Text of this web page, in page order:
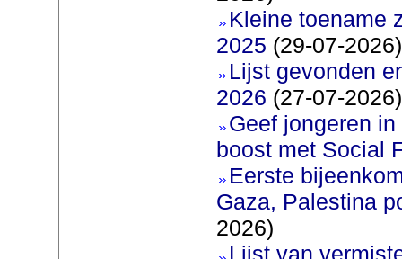
Kleine toename
2025 (29-07-2026)
Lijst gevonden
2026 (27-07-2026)
Geef jongeren
boost met Social
Eerste
Gaza, Palestina
2026)
Lijst van